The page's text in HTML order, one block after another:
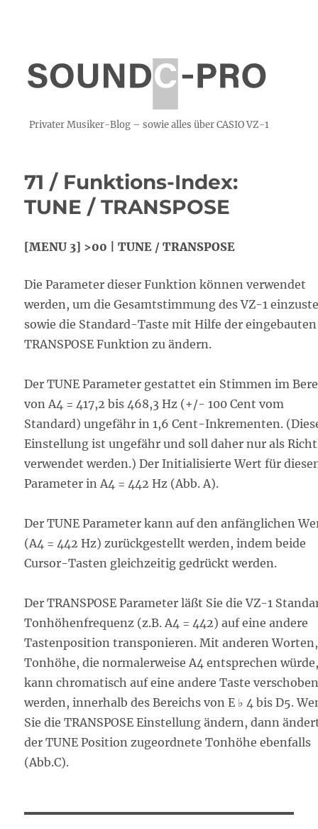
Privater Musiker-Blog – sowie alles über CASIO VZ-1
71 / Funktions-Index:
TUNE / TRANSPOSE
[MENU 3] >00 | TUNE / TRANSPOSE
Die Parameter dieser Funktion können verwendet
werden, um die Gesamtstimmung des VZ-1
sowie die Standard-Taste mit Hilfe der eingebauten
TRANSPOSE Funktion zu ändern.
Der TUNE Parameter gestattet ein Stimmen im
von A4 = 417,2 bis 468,3 Hz (+/- 100 Cent vom
Standard) ungefähr in 1,6 Cent-Inkrementen.
Einstellung ist ungefähr und soll daher nur als
verwendet werden.) Der Initialisierte Wert für
Parameter in A4 = 442 Hz (Abb. A).
Der TUNE Parameter kann auf den anfänglichen
(A4 = 442 Hz) zurückgestellt werden, indem beide
Cursor-Tasten gleichzeitig gedrückt werden.
Der TRANSPOSE Parameter läßt Sie die VZ-1
Tonhöhenfrequenz (z.B. A4 = 442) auf eine andere
Tastenposition transponieren. Mit anderen
Tonhöhe, die normalerweise A4 entsprechen
kann chromatisch auf eine andere Taste
werden, innerhalb des Bereichs von E ♭ 4 bis D5.
Sie die TRANSPOSE Einstellung ändern, dann
der TUNE Position zugeordnete Tonhöhe ebenfalls
(Abb.C).